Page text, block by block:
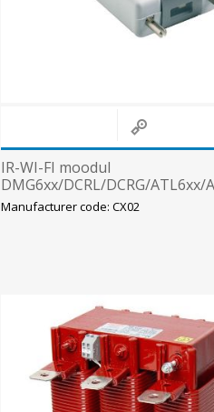
IR-WI-FI moodul
DMG6xx/DCRL/DCRG/ATL6xx/
le, Lovato
Manufacturer code: CX02